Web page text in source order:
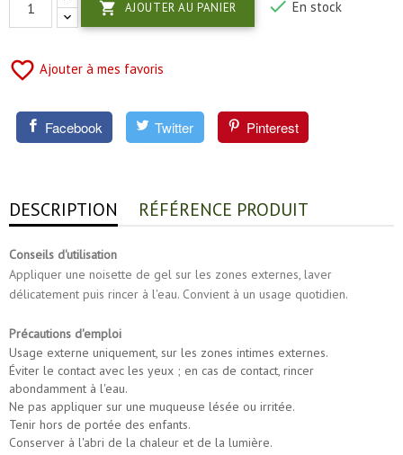
 AJOUTER AU PANIER  En stock
favorite_border Ajouter à mes favoris
Facebook Twitter Pinterest
DESCRIPTION RÉFÉRENCE PRODUIT
Conseils d'utilisation
Appliquer une noisette de gel sur les zones externes, laver
délicatement puis rincer à l'eau. Convient à un usage quotidien.
Précautions d'emploi
Usage externe uniquement, sur les zones intimes externes.
Éviter le contact avec les yeux ; en cas de contact, rincer
abondamment à l'eau.
Ne pas appliquer sur une muqueuse lésée ou irritée.
Tenir hors de portée des enfants.
Conserver à l'abri de la chaleur et de la lumière.